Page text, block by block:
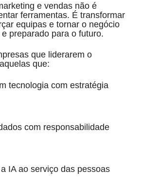
e vendas não é
ferramentas. É transformar
equipas e tornar o negócio
preparado para o futuro.
que liderarem o
que:
tecnologia com estratégia
com responsabilidade
IA ao serviço das pessoas